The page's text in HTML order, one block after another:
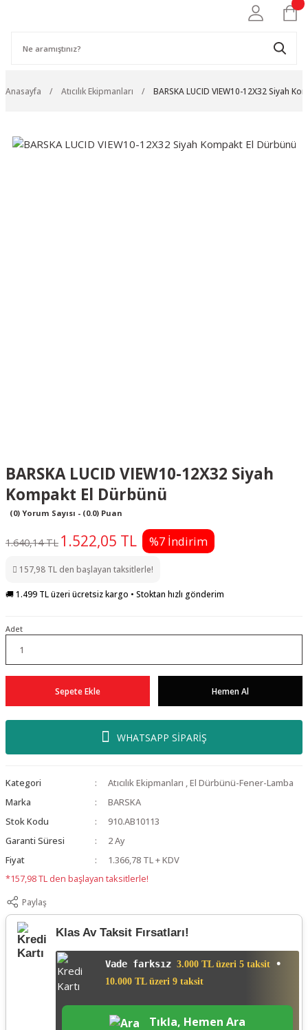
Anasayfa Atıcılık Ekipmanları BARSKA LUCID VIEW10-12X32 Siyah
BARSKA LUCID VIEW10-12X32 Siyah
Kompakt El Dürbünü
(0) Yorum Sayısı - (0.0) Puan
1.640,14 TL 1.522,05 TL %7 İndirim
157,98 TL den başlayan taksitlerle!
🚚 1.499 TL üzeri ücretsiz kargo • Stoktan hızlı gönderim
Adet
Sepete Ekle Hemen Al
WHATSAPP SİPARİŞ
Kategori Atıcılık Ekipmanları ,El Dürbünü-Fener-Lamba
Marka
BARSKA
Stok Kodu
910.AB10113
Garanti Süresi
2 Ay
Fiyat
1.366,78 TL + KDV
*157,98 TL den başlayan taksitlerle!
Paylaş
Klas Av Taksit Fırsatları!
Vade farksız 3.000 TL üzeri 5 taksit •
10.000 TL üzeri 9 taksit
Tıkla, Hemen Ara